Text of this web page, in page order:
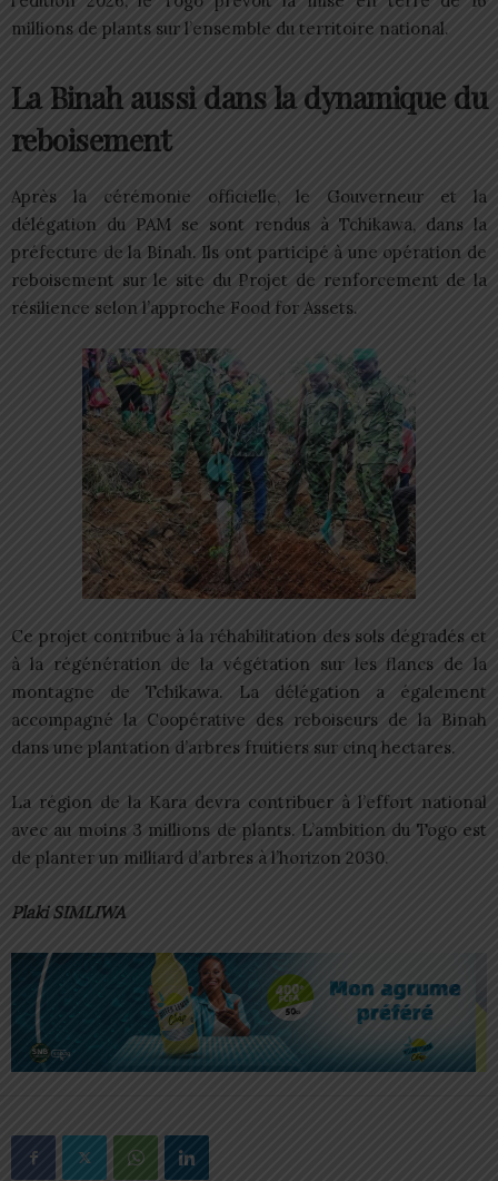
millions de plants sur l’ensemble du territoire national.
La Binah aussi dans la dynamique du
reboisement
Après la cérémonie officielle, le Gouverneur et la
délégation du PAM se sont rendus à Tchikawa, dans la
préfecture de la Binah. Ils ont participé à une opération de
reboisement sur le site du Projet de renforcement de la
résilience selon l’approche Food for Assets.
Ce projet contribue à la réhabilitation des sols dégradés et
à la régénération de la végétation sur les flancs de la
montagne de Tchikawa. La délégation a également
accompagné la Coopérative des reboiseurs de la Binah
dans une plantation d’arbres fruitiers sur cinq hectares.
La région de la Kara devra contribuer à l’effort national
avec au moins 3 millions de plants. L’ambition du Togo est
de planter un milliard d’arbres à l’horizon 2030.
Plaki SIMLIWA